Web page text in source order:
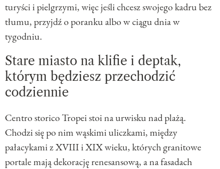
turyści i pielgrzymi, więc jeśli chcesz swojego kadru bez
tłumu, przyjdź o poranku albo w ciągu dnia w
tygodniu.
Stare miasto na klifie i deptak,
którym będziesz przechodzić
codziennie
Centro storico Tropei stoi na urwisku nad plażą.
Chodzi się po nim wąskimi uliczkami, między
pałacykami z XVIII i XIX wieku, których granitowe
portale mają dekorację renesansową, a na fasadach